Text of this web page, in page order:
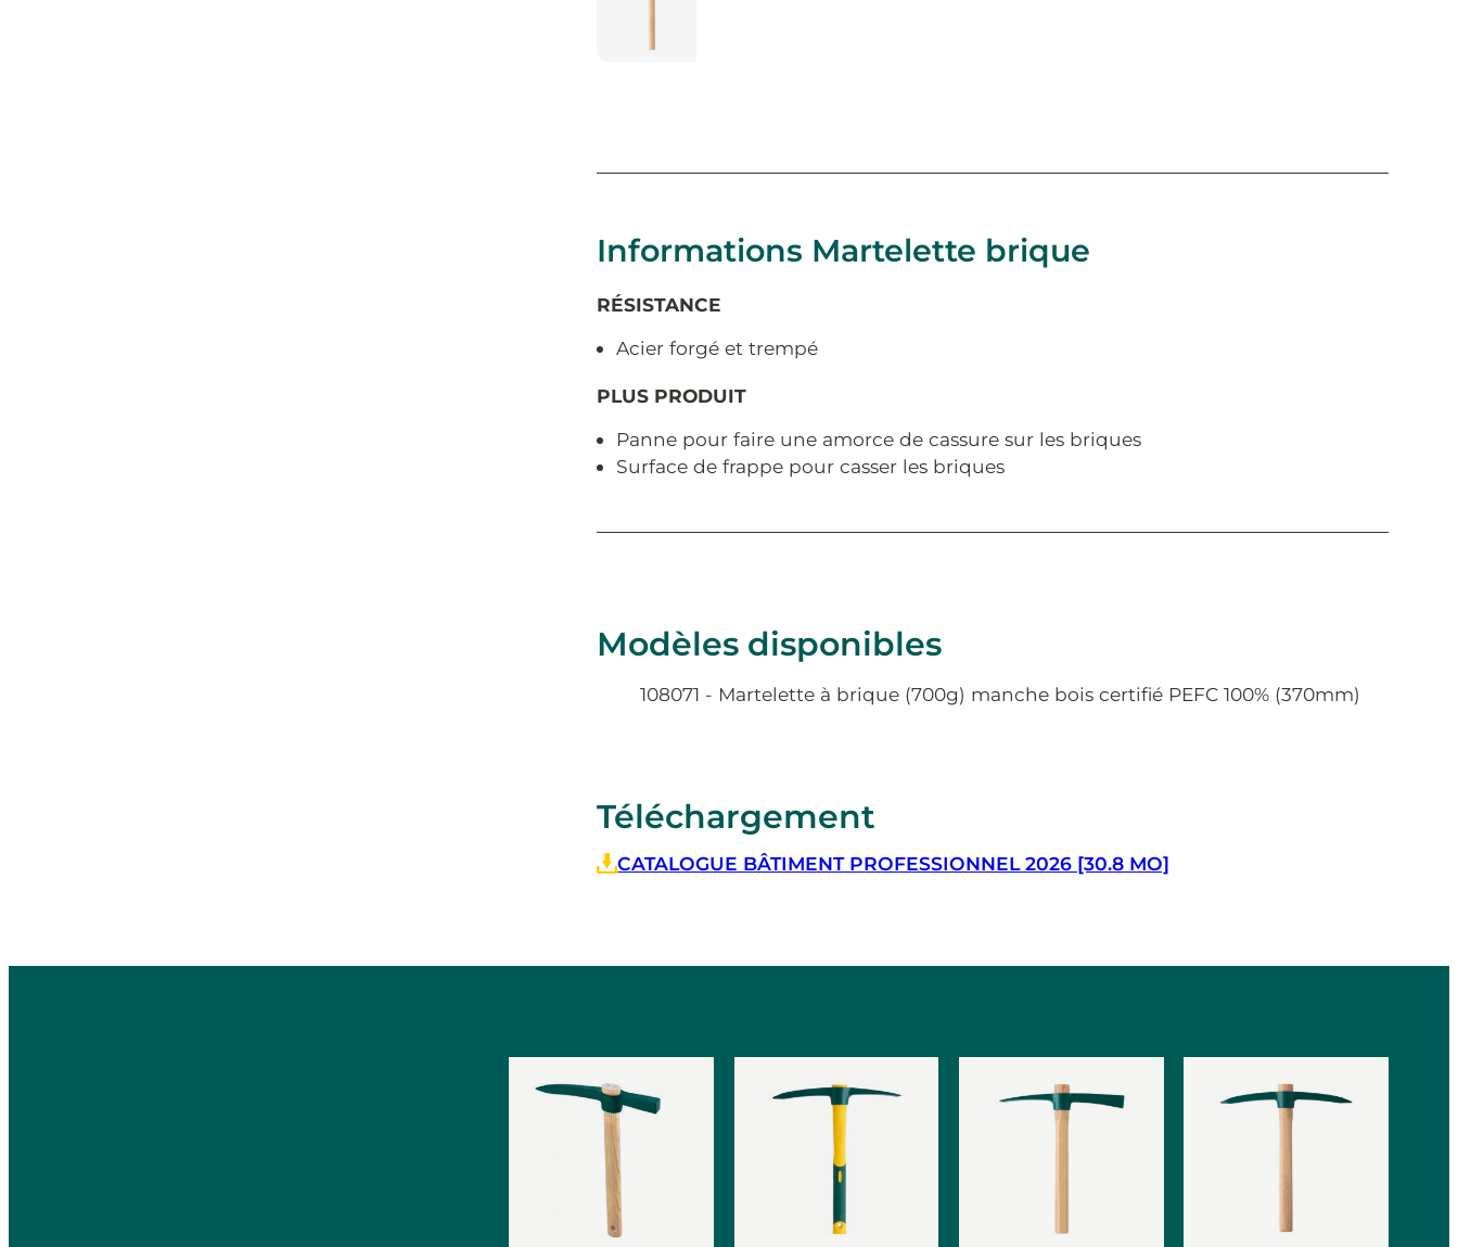
Informations Martelette brique
RÉSISTANCE
Acier forgé et trempé
PLUS PRODUIT
Panne pour faire une amorce de cassure sur les briques
Surface de frappe pour casser les briques
Modèles disponibles
108071 - Martelette à brique (700g) manche bois certifié PEFC 100% (370mm)
Téléchargement
CATALOGUE BÂTIMENT PROFESSIONNEL 2026 [30.8 MO]